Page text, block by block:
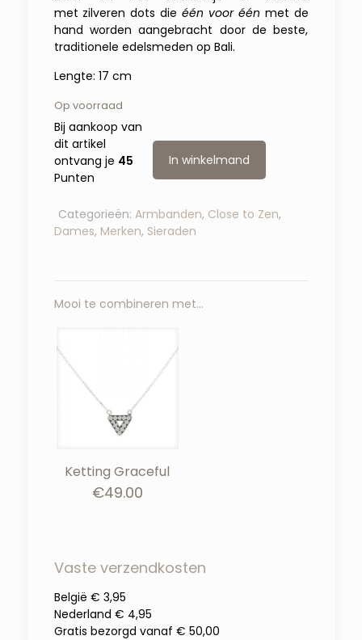
met zilveren dots die één voor één met de
hand worden aangebracht door de beste,
traditionele edelsmeden op Bali.
Lengte: 17 cm
Op voorraad
Bij aankoop van
dit artikel
ontvang je 45
Punten
In winkelmand
Categorieën: Armbanden, Close to Zen,
Dames, Merken, Sieraden
Mooi te combineren met…
Ketting Graceful
€49.00
Vaste verzendkosten
België € 3,95
Nederland € 4,95
Gratis bezorgd vanaf € 50,00